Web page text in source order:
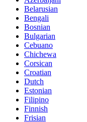
Belarusian
Bengali
Bosnian
Bulgarian
Cebuano
Chichewa
Corsican
Croatian
Dutch
Estonian
Filipino
Finnish
Frisian